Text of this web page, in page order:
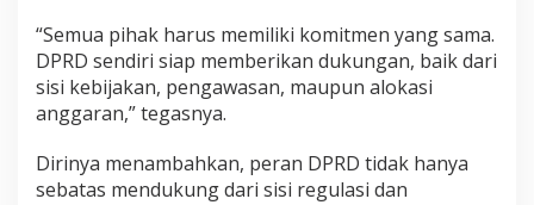
“Semua pihak harus memiliki komitmen yang sama.
DPRD sendiri siap memberikan dukungan, baik dari
sisi kebijakan, pengawasan, maupun alokasi
anggaran,” tegasnya.
Dirinya menambahkan, peran DPRD tidak hanya
sebatas mendukung dari sisi regulasi dan